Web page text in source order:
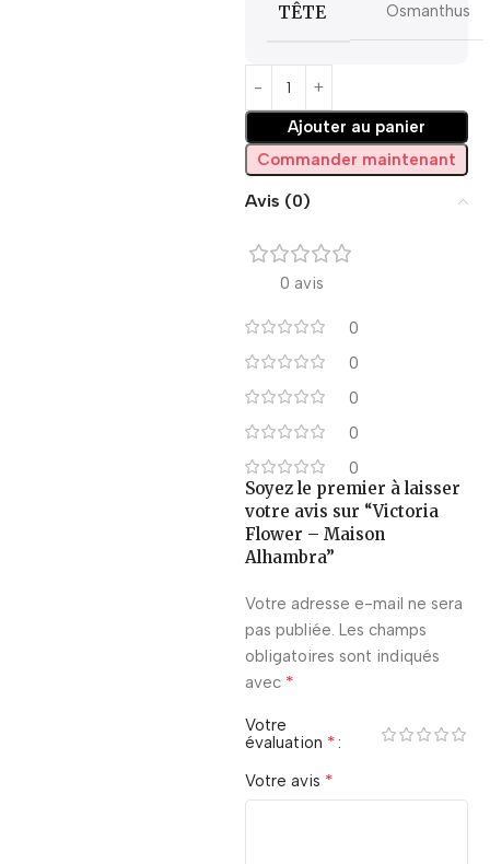
TÊTE
Osmanthus
Ajouter au panier
Commander maintenant
Avis (0)
0 avis
0
0
0
0
0
Soyez le premier à laisser
votre avis sur “Victoria
Flower – Maison
Alhambra”
Votre adresse e-mail ne sera
pas publiée. Les champs
obligatoires sont indiqués
avec *
Votre
évaluation *
Votre avis *